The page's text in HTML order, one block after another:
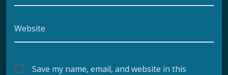
Website
Save my name, email, and website in this